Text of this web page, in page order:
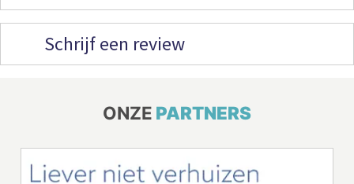
Schrijf een review
ONZE PARTNERS